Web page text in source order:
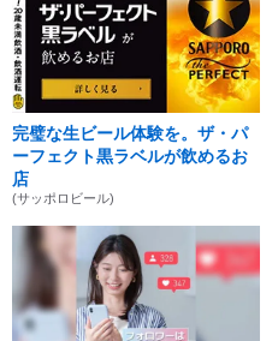
完璧な生ビール体験を。ザ・パ
ーフェクト黒ラベルが飲めるお
店
(サッポロビール)